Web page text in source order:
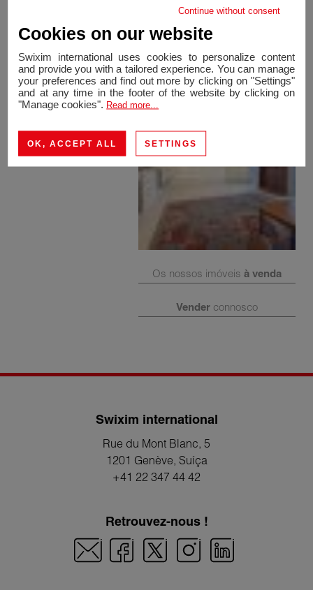
Possibilité d'acquérir un garage au sous-sol en sus du
prix. A découvrir rapidement! Contact: Joao BAETA
+41 79 666 23 96
Os nossos imóveis à venda
Vender connosco
Swixim international
Rue du Mont Blanc, 5
1201 Genève, Suíça
+41 22 347 44 42
Retrouvez-nous !
Continue without consent
Cookies on our website
Swixim international uses cookies to personalize content
and provide you with a tailored experience. You can manage
your preferences and find out more by clicking on "Settings"
and at any time in the footer of the website by clicking on
"Manage cookies". Read more...
OK, ACCEPT ALL SETTINGS